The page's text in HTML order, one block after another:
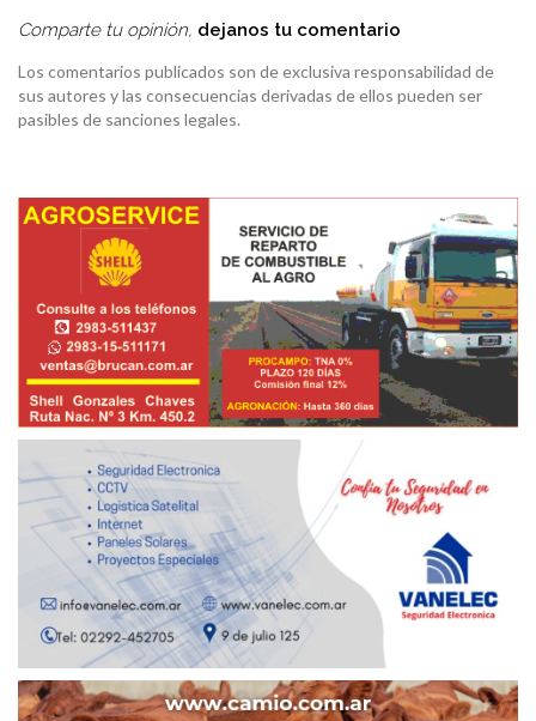
Comparte tu opinión, dejanos tu comentario
Los comentarios publicados son de exclusiva responsabilidad de
sus autores y las consecuencias derivadas de ellos pueden ser
pasibles de sanciones legales.